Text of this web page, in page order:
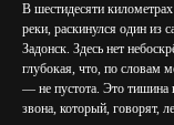
В шестидесяти
реки, раскинулся один
Задонск. Здесь нет
глубокая, что, по словам
— не пустота. Это тишина
звона, который, говорят,